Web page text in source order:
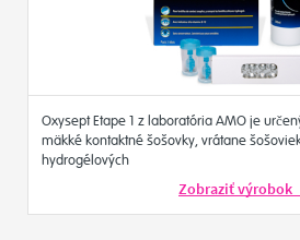
Oxysept Etape 1 z laboratória AMO je
mäkké kontaktné šošovky, vrátane
hydrogélových
Zobraziť výrobok